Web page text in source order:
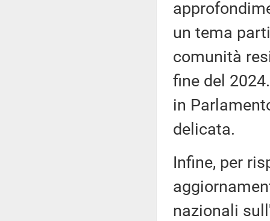
un tema
comunità
fine del
in
delicata.
Infine, per
nazionali